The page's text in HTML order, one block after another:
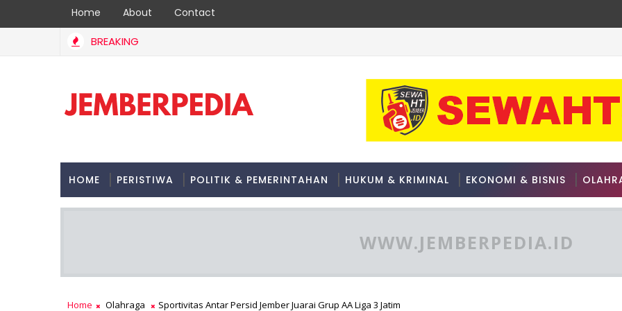
Home About Contact
BREAKING
HOME PERISTIWA POLITIK & PEMERINTAHAN HUKUM & KRIMINAL EKONOMI & BISNIS
WWW.JEMBERPEDIA.ID
Home Olahraga Sportivitas Antar Persid Jember Juarai Grup AA Liga 3 Jatim